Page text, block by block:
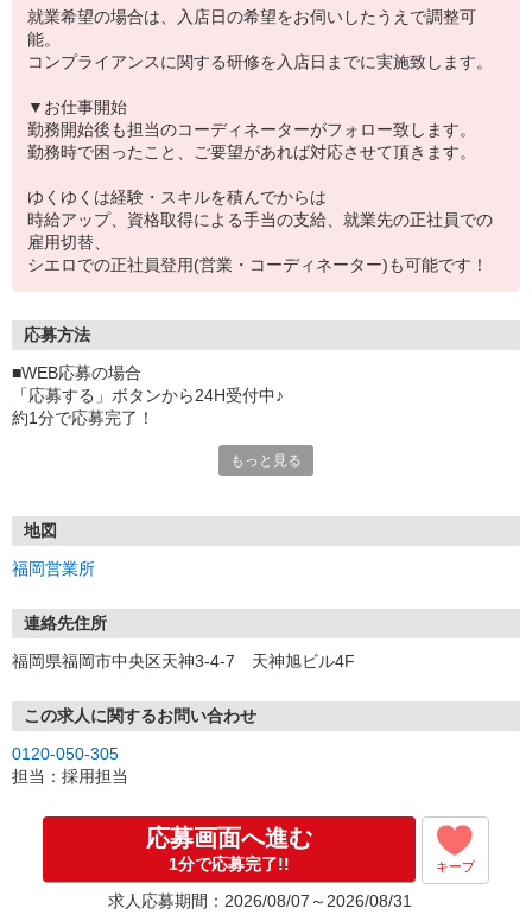
就業希望の場合は、入店日の希望をお伺いしたうえで調整可
能。
コンプライアンスに関する研修を入店日までに実施致します。
▼お仕事開始
勤務開始後も担当のコーディネーターがフォロー致します。
勤務時で困ったこと、ご要望があれば対応させて頂きます。
ゆくゆくは経験・スキルを積んでからは
時給アップ、資格取得による手当の支給、就業先の正社員での
雇用切替、
シエロでの正社員登用(営業・コーディネーター)も可能です！
応募方法
■WEB応募の場合
「応募する」ボタンから24H受付中♪
約1分で応募完了！
①応募から3営業日を目安に、メールorお電話でご連絡します。
★スマホでWEB面接（LINEなど）・出張面接・事務所面接と選べま
す
③面接実施（履歴書不要）
※ご希望があれば、職場見学の調整もOKです！
お気軽にご応募ください♪
もっと見る
地図
福岡営業所
連絡先住所
福岡県福岡市中央区天神3-4-7 天神旭ビル4F
この求人に関するお問い合わせ
0120-050-305
担当：採用担当
応募画面へ進む
1分で応募完了!! キープ
求人応募期間：2026/08/07～2026/08/31